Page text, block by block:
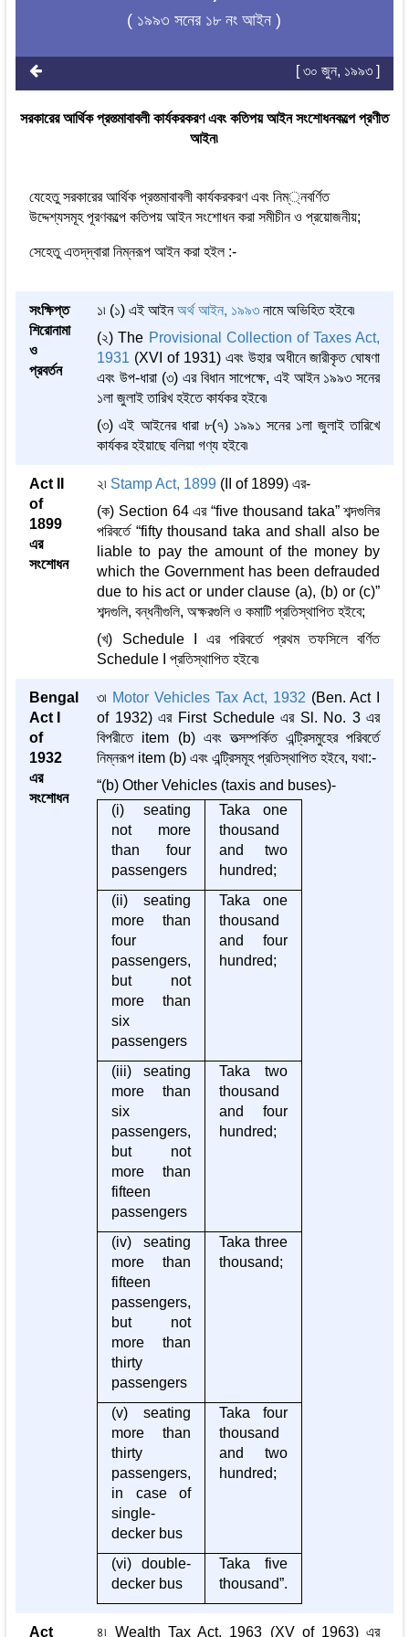
( ১৯৯৩ সনের ১৮ নং আইন )
[ ৩০ জুন, ১৯৯৩ ]
সরকারের আর্থিক প্রস্ত্মাবাবলী কার্যকরকরণ এবং কতিপয় আইন সংশোধনকল্পে প্রণীত
আইন৷
যেহেতু সরকারের আর্থিক প্রস্ত্মাবাবলী কার্যকরকরণ এবং নিম্্নবর্ণিত
উদ্দেশ্যসমূহ পূরণকল্পে কতিপয় আইন সংশোধন করা সমীচীন ও প্রয়োজনীয়;
সেহেতু এতদ্‌দ্বারা নিম্নরূপ আইন করা হইল :-
সংক্ষিপ্ত
শিরোনামা
ও
প্রবর্তন
১৷ (১) এই আইনঅর্থ আইন, ১৯৯৩ নামে অভিহিত হইবে৷
(২) The Provisional Collection of Taxes Act,
1931 (XVI of 1931) এবং উহার অধীনে জারীকৃত ঘোষণা
এবং উপ-ধারা (৩) এর বিধান সাপেক্ষে, এই আইন ১৯৯৩ সনের
১লা জুলাই তারিখ হইতে কার্যকর হইবে৷
(৩) এই আইনের ধারা ৮(৭) ১৯৯১ সনের ১লা জুলাই তারিখে
কার্যকর হইয়াছে বলিয়া গণ্য হইবে৷
Act II
of
1899
এর
সংশোধন
২৷ Stamp Act, 1899 (II of 1899) এর-
(ক) Section 64 এর “five thousand taka” শব্দগুলির
পরিবর্তে “fifty thousand taka and shall also be
liable to pay the amount of the money by
which the Government has been defrauded
due to his act or under clause (a), (b) or (c)”
শব্দগুলি, বন্ধনীগুলি, অক্ষরগুলি ও কমাটি প্রতিস্থাপিত হইবে;
(খ) Schedule I এর পরিবর্তে প্রথম তফসিলে বর্ণিত
Schedule I প্রতিস্থাপিত হইবে৷
Bengal
Act I
of
1932
এর
সংশোধন
৩৷ Motor Vehicles Tax Act, 1932 (Ben. Act I
of 1932) এর First Schedule এর Sl. No. 3 এর
বিপরীতে item (b) এবং তত্সম্পর্কিত এন্ট্রিসমুহের পরিবর্তে
নিম্নরূপ item (b) এবং এন্ট্রিসমূহ প্রতিস্থাপিত হইবে, যথা:-
“(b) Other Vehicles (taxis and buses)-
(i) seating
not more
than four
passengers
Taka one
thousand
and two
hundred;
(ii) seating
more than
four
passengers,
but not
more than
six
passengers
Taka one
thousand
and four
hundred;
(iii) seating
more than
six
passengers,
but not
more than
fifteen
passengers
Taka two
thousand
and four
hundred;
(iv) seating
more than
fifteen
passengers,
but not
more than
thirty
passengers
Taka three
thousand;
(v) seating
more than
thirty
passengers,
in case of
single-
decker bus
Taka four
thousand
and two
hundred;
(vi) double-
decker bus
Taka five
thousand”.
Act ৪৷ Wealth Tax Act, 1963 (XV of 1963) এর